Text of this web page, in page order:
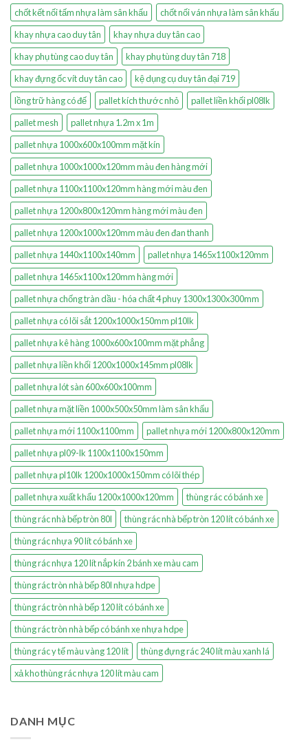
chốt kết nối tấm nhựa làm sân khấu
chốt nối ván nhựa làm sân khấu
khay nhựa cao duy tân
khay nhựa duy tân cao
khay phụ tùng cao duy tân
khay phụ tùng duy tân 718
khay đựng ốc vít duy tân cao
kệ dụng cụ duy tân đại 719
lồng trữ hàng có đế
pallet kích thước nhỏ
pallet liền khối pl08lk
pallet mesh
pallet nhựa 1.2m x 1m
pallet nhựa 1000x600x100mm mặt kín
pallet nhựa 1000x1000x120mm màu đen hàng mới
pallet nhựa 1100x1100x120mm hàng mới màu đen
pallet nhựa 1200x800x120mm hàng mới màu đen
pallet nhựa 1200x1000x120mm màu đen đan thanh
pallet nhựa 1440x1100x140mm
pallet nhựa 1465x1100x120mm
pallet nhựa 1465x1100x120mm hàng mới
pallet nhựa chống tràn dầu - hóa chất 4 phuy 1300x1300x300mm
pallet nhựa có lõi sắt 1200x1000x150mm pl10lk
pallet nhựa kê hàng 1000x600x100mm mặt phẳng
pallet nhựa liền khối 1200x1000x145mm pl08lk
pallet nhựa lót sàn 600x600x100mm
pallet nhựa mặt liền 1000x500x50mm làm sân khấu
pallet nhựa mới 1100x1100mm
pallet nhựa mới 1200x800x120mm
pallet nhựa pl09-lk 1100x1100x150mm
pallet nhựa pl10lk 1200x1000x150mm có lõi thép
pallet nhựa xuất khẩu 1200x1000x120mm
thùng rác có bánh xe
thùng rác nhà bếp tròn 80l
thùng rác nhà bếp tròn 120 lít có bánh xe
thùng rác nhựa 90 lít có bánh xe
thùng rác nhựa 120 lít nắp kín 2 bánh xe màu cam
thùng rác tròn nhà bếp 80l nhựa hdpe
thùng rác tròn nhà bếp 120 lít có bánh xe
thùng rác tròn nhà bếp có bánh xe nhựa hdpe
thùng rác y tế màu vàng 120 lít
thùng đựng rác 240 lít màu xanh lá
xả kho thùng rác nhựa 120 lít màu cam
DANH MỤC